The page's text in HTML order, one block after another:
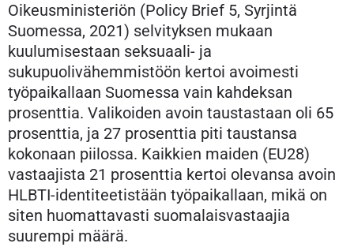
Oikeusministeriön (Policy Brief 5, Syrjintä
Suomessa, 2021) selvityksen mukaan
kuulumisestaan seksuaali- ja
sukupuolivähemmistöön kertoi avoimesti
työpaikallaan Suomessa vain kahdeksan
prosenttia. Valikoiden avoin taustastaan oli 65
prosenttia, ja 27 prosenttia piti taustansa
kokonaan piilossa. Kaikkien maiden (EU28)
vastaajista 21 prosenttia kertoi olevansa avoin
HLBTI-identiteetistään työpaikallaan, mikä on
siten huomattavasti suomalaisvastaajia
suurempi määrä.